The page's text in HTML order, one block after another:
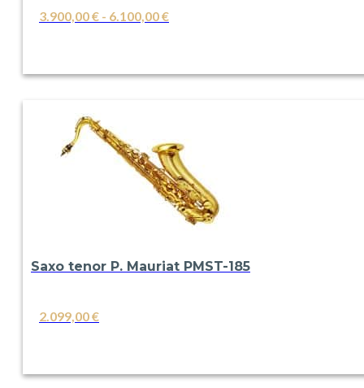
3.900,00€ - 6.100,00€Rango
6.100,00 €
Saxo tenor P. Mauriat PMST-185
2.099,00€